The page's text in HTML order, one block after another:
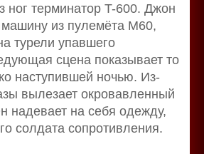
ног терминатор T-600. Джон
машину из пулемёта M60,
турели упавшего
сцена показывает то
наступившей ночью. Из-
вылезает окровавленный
надевает на себя одежду,
солдата сопротивления.